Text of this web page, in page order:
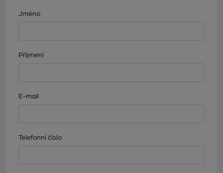
Jméno
Příjmení
E-mail
Telefonní číslo